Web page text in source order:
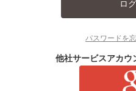
ロ
パスワードを
他社サービスアカウ